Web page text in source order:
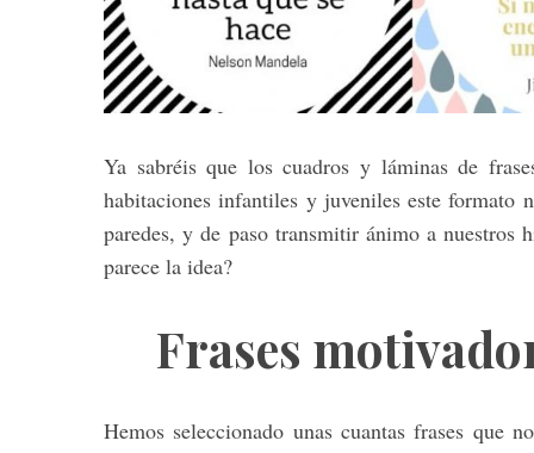
Ya sabréis que los cuadros y láminas de
habitaciones infantiles y juveniles este formato
paredes, y de paso transmitir ánimo a nuestros
parece la idea?
Frases
Hemos seleccionado unas cuantas frases que
r
c
h